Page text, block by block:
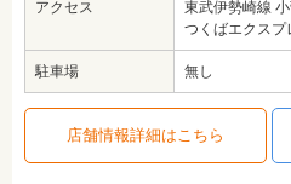
アクセス
東武伊勢崎線
つくばエクスプ
駐車場 無し
店舗情報詳細はこちら